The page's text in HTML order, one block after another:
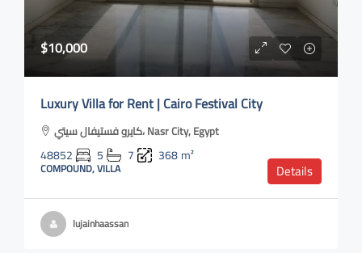
$10,000
Luxury Villa for Rent | Cairo Festival City
كايرو فستيفال سيتي، Nasr City, Egypt
48852 5 7 368m²
COMPOUND, VILLA Details
lujainhaassan